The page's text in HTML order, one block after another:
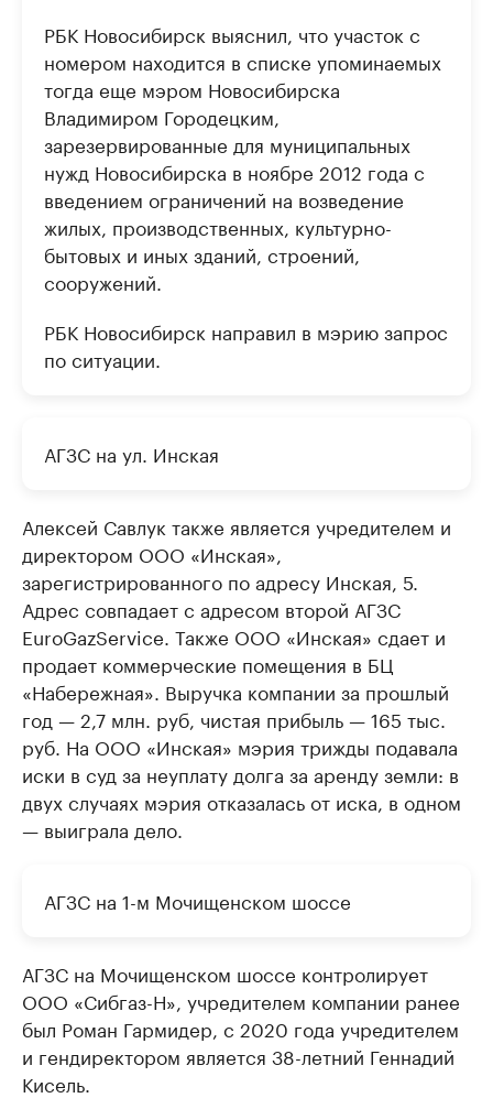
РБК Новосибирск выяснил, что участок с
номером находится в списке упоминаемых
тогда еще мэром Новосибирска
Владимиром Городецким,
зарезервированные для муниципальных
нужд Новосибирска в ноябре 2012 года с
введением ограничений на возведение
жилых, производственных, культурно-
бытовых и иных зданий, строений,
сооружений.
РБК Новосибирск направил в мэрию запрос
по ситуации.
АГЗС на ул. Инская
Алексей Савлук также является учредителем и
директором ООО «Инская»,
зарегистрированного по адресу Инская, 5.
Адрес совпадает с адресом второй АГЗС
EuroGazService. Также ООО «Инская» сдает и
продает коммерческие помещения в БЦ
«Набережная». Выручка компании за прошлый
год — 2,7 млн. руб, чистая прибыль — 165 тыс.
руб. На ООО «Инская» мэрия трижды подавала
иски в суд за неуплату долга за аренду земли: в
двух случаях мэрия отказалась от иска, в одном
— выиграла дело.
АГЗС на 1-м Мочищенском шоссе
АГЗС на Мочищенском шоссе контролирует
ООО «Сибгаз-Н», учредителем компании ранее
был Роман Гармидер, с 2020 года учредителем
и гендиректором является 38-летний Геннадий
Кисель.